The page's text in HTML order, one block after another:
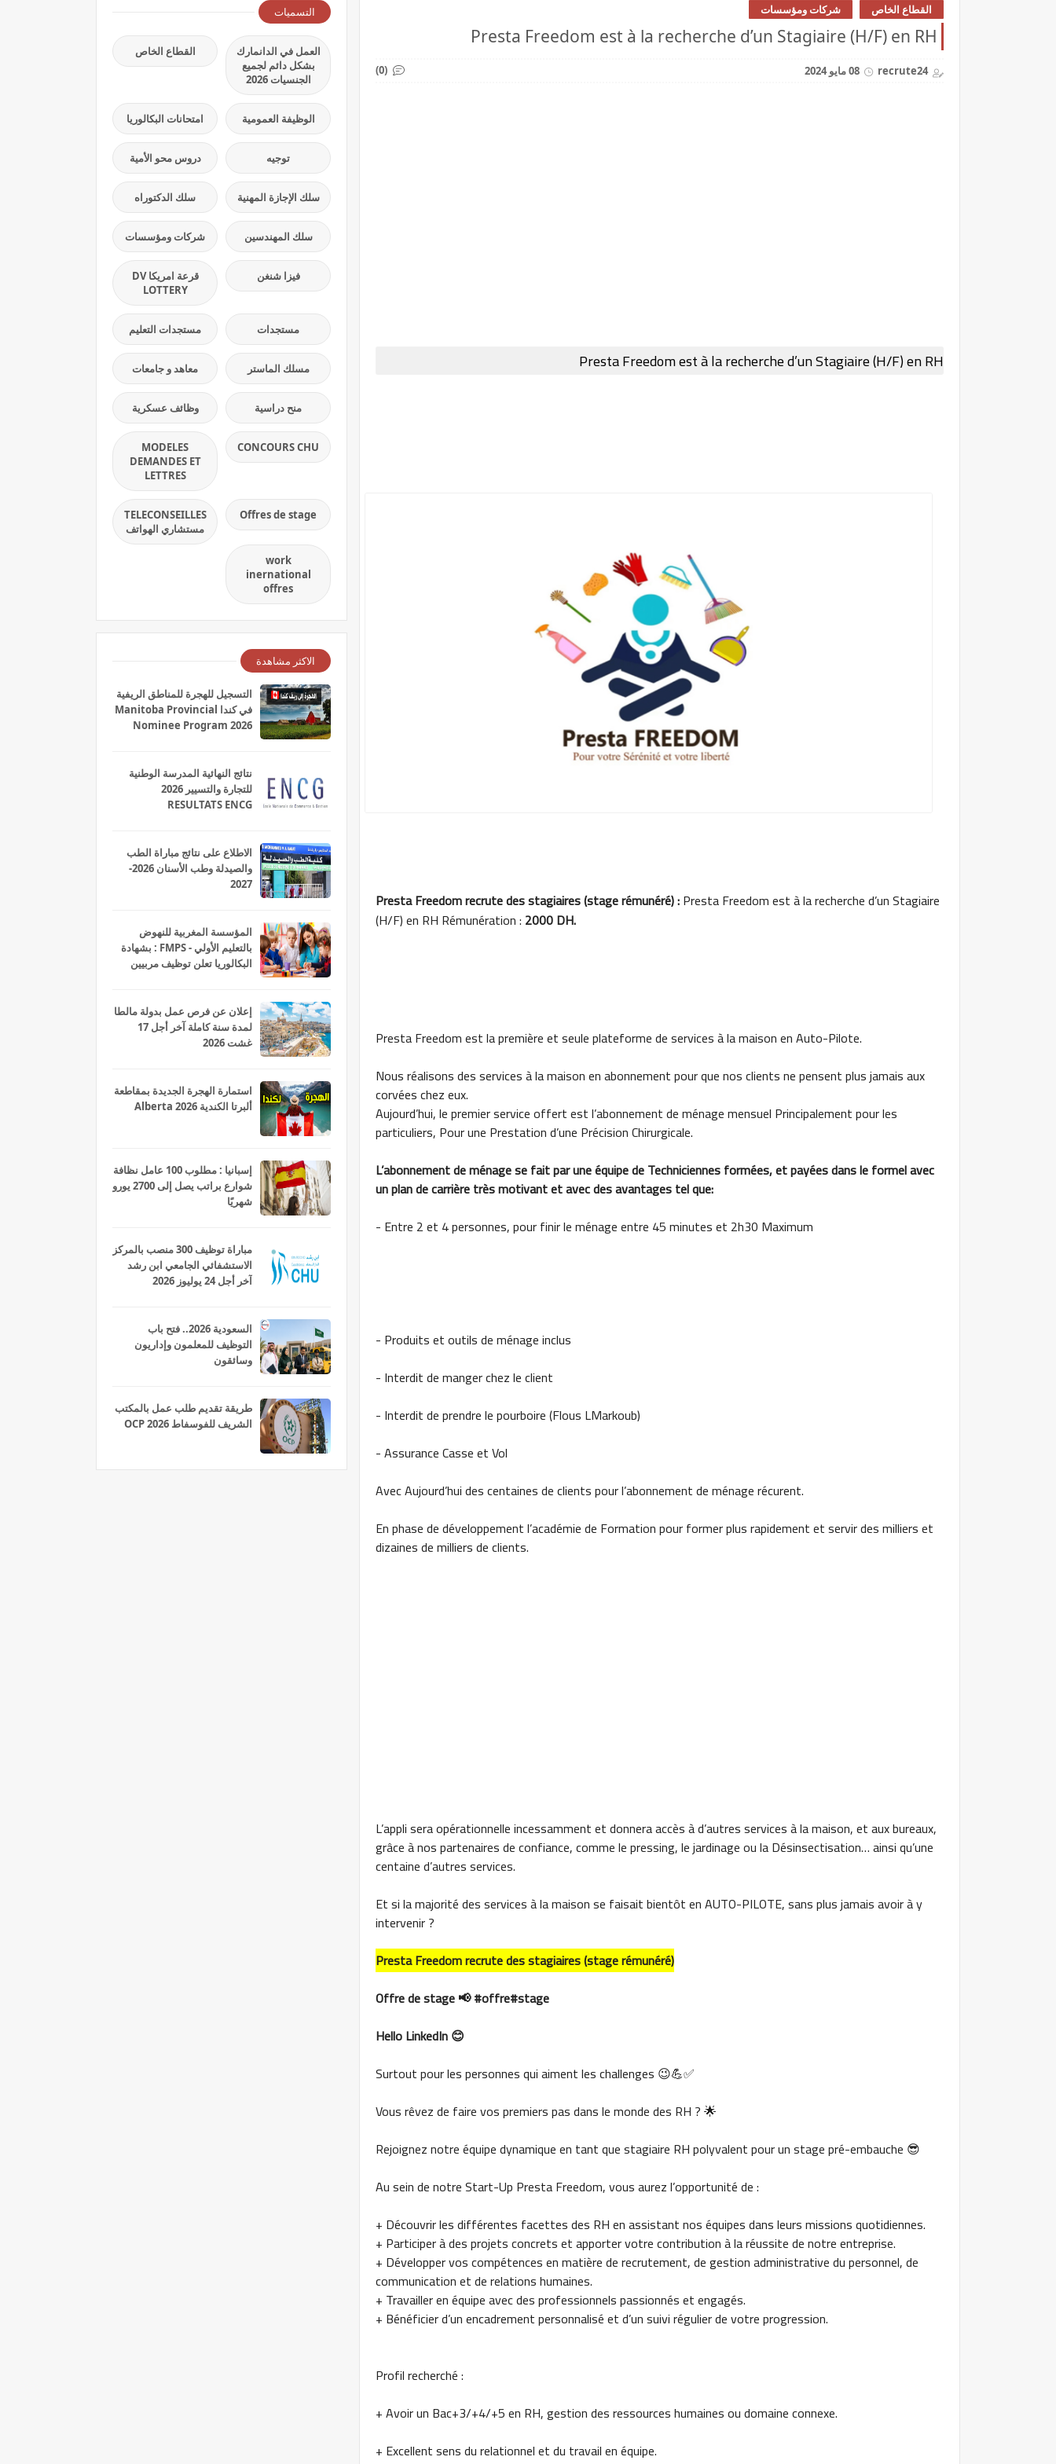
القطاع الخاص شركات ومؤسسات
Presta Freedom est à la recherche d’un Stagiaire (H/F) en RH
recrute24 08 مايو 2024 (0)
Presta Freedom est à la recherche d’un Stagiaire (H/F) en RH
Presta Freedom recrute des stagiaires (stage rémunéré) :Presta Freedom est à la recherche d’un Stagiaire
(H/F) en RH Rémunération : 2000 DH.
Presta Freedom est la première et seule plateforme de services à la maison en Auto-Pilote.
Nous réalisons des services à la maison en abonnement pour que nos clients ne pensent plus jamais aux
corvées chez eux.
Aujourd’hui, le premier service offert est l’abonnement de ménage mensuel Principalement pour les
particuliers, Pour une Prestation d’une Précision Chirurgicale.
L’abonnement de ménage se fait par une équipe de Techniciennes formées, et payées dans le formel avec
un plan de carrière très motivant et avec des avantages tel que:
- Entre 2 et 4 personnes, pour finir le ménage entre 45 minutes et 2h30 Maximum
- Produits et outils de ménage inclus
- Interdit de manger chez le client
- Interdit de prendre le pourboire (Flous LMarkoub)
- Assurance Casse et Vol
Avec Aujourd’hui des centaines de clients pour l’abonnement de ménage récurent.
En phase de développement l’académie de Formation pour former plus rapidement et servir des milliers et
dizaines de milliers de clients.
L’appli sera opérationnelle incessamment et donnera accès à d’autres services à la maison, et aux bureaux,
grâce à nos partenaires de confiance, comme le pressing, le jardinage ou la Désinsectisation… ainsi qu’une
centaine d’autres services.
Et si la majorité des services à la maison se faisait bientôt en AUTO-PILOTE, sans plus jamais avoir à y
intervenir ?
Presta Freedom recrute des stagiaires (stage rémunéré)
Offre de stage 📢 #offre#stage
Hello LinkedIn 😊
Surtout pour les personnes qui aiment les challenges 😉💪✅️
Vous rêvez de faire vos premiers pas dans le monde des RH ? 🌟
Rejoignez notre équipe dynamique en tant que stagiaire RH polyvalent pour un stage pré-embauche 😎
Au sein de notre Start-Up Presta Freedom, vous aurez l’opportunité de :
+ Découvrir les différentes facettes des RH en assistant nos équipes dans leurs missions quotidiennes.
+ Participer à des projets concrets et apporter votre contribution à la réussite de notre entreprise.
+ Développer vos compétences en matière de recrutement, de gestion administrative du personnel, de
communication et de relations humaines.
+ Travailler en équipe avec des professionnels passionnés et engagés.
+ Bénéficier d’un encadrement personnalisé et d’un suivi régulier de votre progression.
Profil recherché :
+ Avoir un Bac+3/+4/+5 en RH, gestion des ressources humaines ou domaine connexe.
+ Excellent sens du relationnel et du travail en équipe.
التسميات
العمل في الدانمارك
بشكل دائم لجميع
الجنسيات 2026
القطاع الخاص
الوظيفة العمومية امتحانات البكالوريا
توجيه دروس محو الأمية
سلك الإجازة المهنية سلك الدكتوراه
سلك المهندسين شركات ومؤسسات
فيزا شنغن
قرعة امريكا DV
LOTTERY
مستجدات مستجدات التعليم
مسلك الماستر معاهد و جامعات
منح دراسية وظائف عسكرية
CONCOURS CHU
MODELES
DEMANDES ET
LETTRES
Offres de stage
TELECONSEILLES
مستشاري الهواتف
work
inernational
offres
الاكثر مشاهدة
التسجيل للهجرة للمناطق الريفية
في كندا Manitoba Provincial
Nominee Program 2026
نتائج النهائية المدرسة الوطنية
للتجارة والتسيير 2026
RESULTATS ENCG
الاطلاع على نتائج مباراة الطب
والصيدلة وطب الأسنان 2026-
2027
المؤسسة المغربية للنهوض
بالتعليم الأولي - FMPS : بشهادة
البكالوريا تعلن توظيف مربيين
إعلان عن فرص عمل بدولة مالطا
لمدة سنة كاملة آخر أجل 17
غشت 2026
استمارة الهجرة الجديدة بمقاطعة
ألبرتا الكندية Alberta 2026
إسبانيا : مطلوب 100 عامل نظافة
شوارع براتب يصل إلى 2700 يورو
شهريًا
مباراة توظيف 300 منصب بالمركز
الاستشفائي الجامعي ابن رشد
آخر أجل 24 يوليوز 2026
السعودية 2026.. فتح باب
التوظيف للمعلمون وإداريون
وسائقون
طريقة تقديم طلب عمل بالمكتب
الشريف للفوسفاط OCP 2026